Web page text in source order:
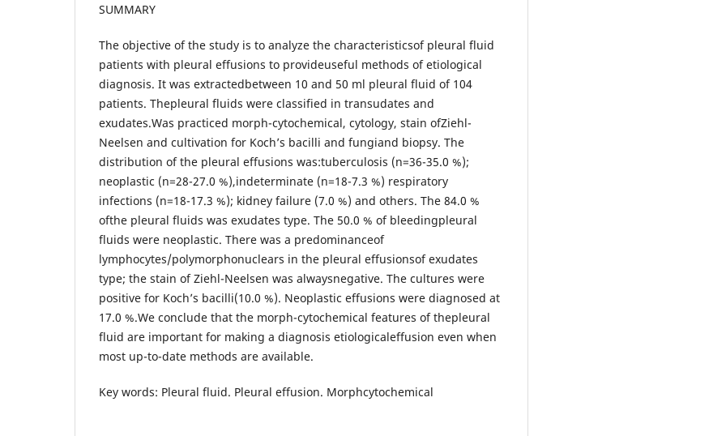
SUMMARY
The objective of the study is to analyze the characteristicsof pleural fluid
patients with pleural effusions to provideuseful methods of etiological
diagnosis. It was extractedbetween 10 and 50 ml pleural fluid of 104
patients. Thepleural fluids were classified in transudates and
exudates.Was practiced morph-cytochemical, cytology, stain ofZiehl-
Neelsen and cultivation for Koch’s bacilli and fungiand biopsy. The
distribution of the pleural effusions was:tuberculosis (n=36-35.0 %);
neoplastic (n=28-27.0 %),indeterminate (n=18-7.3 %) respiratory
infections (n=18-17.3 %); kidney failure (7.0 %) and others. The 84.0 %
ofthe pleural fluids was exudates type. The 50.0 % of bleedingpleural
fluids were neoplastic. There was a predominanceof
lymphocytes/polymorphonuclears in the pleural effusionsof exudates
type; the stain of Ziehl-Neelsen was alwaysnegative. The cultures were
positive for Koch’s bacilli(10.0 %). Neoplastic effusions were diagnosed at
17.0 %.We conclude that the morph-cytochemical features of thepleural
fluid are important for making a diagnosis etiologicaleffusion even when
most up-to-date methods are available.
Key words: Pleural fluid. Pleural effusion. Morphcytochemical